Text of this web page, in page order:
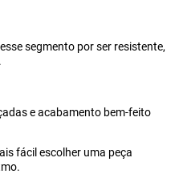
segmento por ser resistente,
e acabamento bem-feito
fácil escolher uma peça